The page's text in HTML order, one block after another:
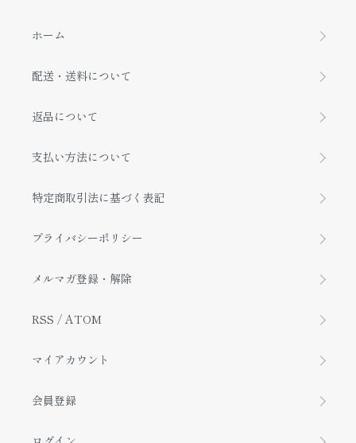
ホーム
配送・送料について
返品について
支払い方法について
特定商取引法に基づく表記
プライバシーポリシー
メルマガ登録・解除
RSS / ATOM
マイアカウント
会員登録